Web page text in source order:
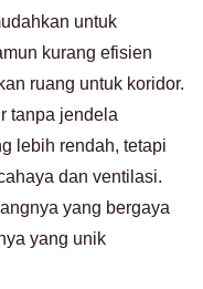
untuk
kurang efisien
ruang untuk koridor.
tanpa jendela
lebih rendah, tetapi
dan ventilasi.
yang bergaya
yang unik